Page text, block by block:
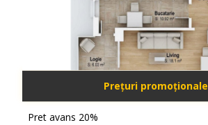
Prețuri promoționale
Pret avans 20%